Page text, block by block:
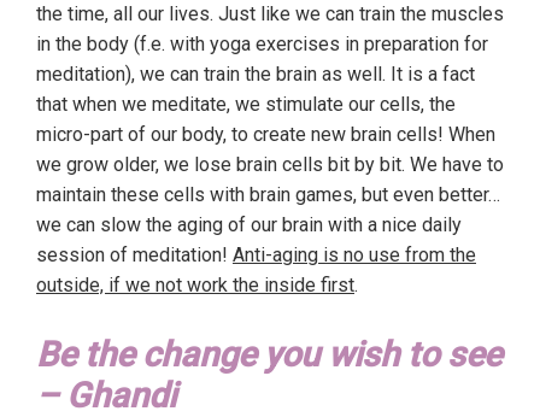
the time, all our lives. Just like we can train the muscles
in the body (f.e. with yoga exercises in preparation for
meditation), we can train the brain as well. It is a fact
that when we meditate, we stimulate our cells, the
micro-part of our body, to create new brain cells! When
we grow older, we lose brain cells bit by bit. We have to
maintain these cells with brain games, but even better…
we can slow the aging of our brain with a nice daily
session of meditation! Anti-aging is no use from the
outside, if we not work the inside first.
Be the change you wish to see
– Ghandi